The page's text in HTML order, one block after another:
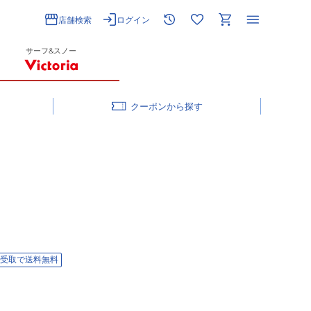
店舗検索 ログイン
サーフ&スノー
クーポン
取で送料無料